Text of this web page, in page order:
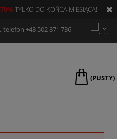
70%TYLKO DO KOŃCA MIESIĄCA!
telefon +48 502 871 736
(PUSTY)